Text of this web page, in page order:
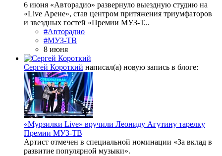
6 июня «Авторадио» развернуло выездную студию на
«Live Арене», став центром притяжения триумфаторов
и звездных гостей «Премии МУЗ-Т...
#Авторадио
#МУЗ-ТВ
8 июня
Сергей Короткий написал(а) новую запись в блоге:
«Мурзилки Live» вручили Леониду Агутину тарелку
Премии МУЗ-ТВ
Артист отмечен в специальной номинации «За вклад в
развитие популярной музыки».